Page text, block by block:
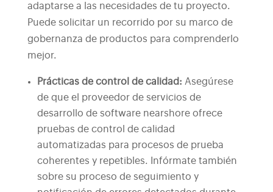
adaptarse a las necesidades de tu proyecto.
Puede solicitar un recorrido por su marco de
gobernanza de productos para comprenderlo
mejor.
Prácticas de control de calidad: Asegúrese
de que el proveedor de servicios de
desarrollo de software nearshore ofrece
pruebas de control de calidad
automatizadas para procesos de prueba
coherentes y repetibles. Infórmate también
sobre su proceso de seguimiento y